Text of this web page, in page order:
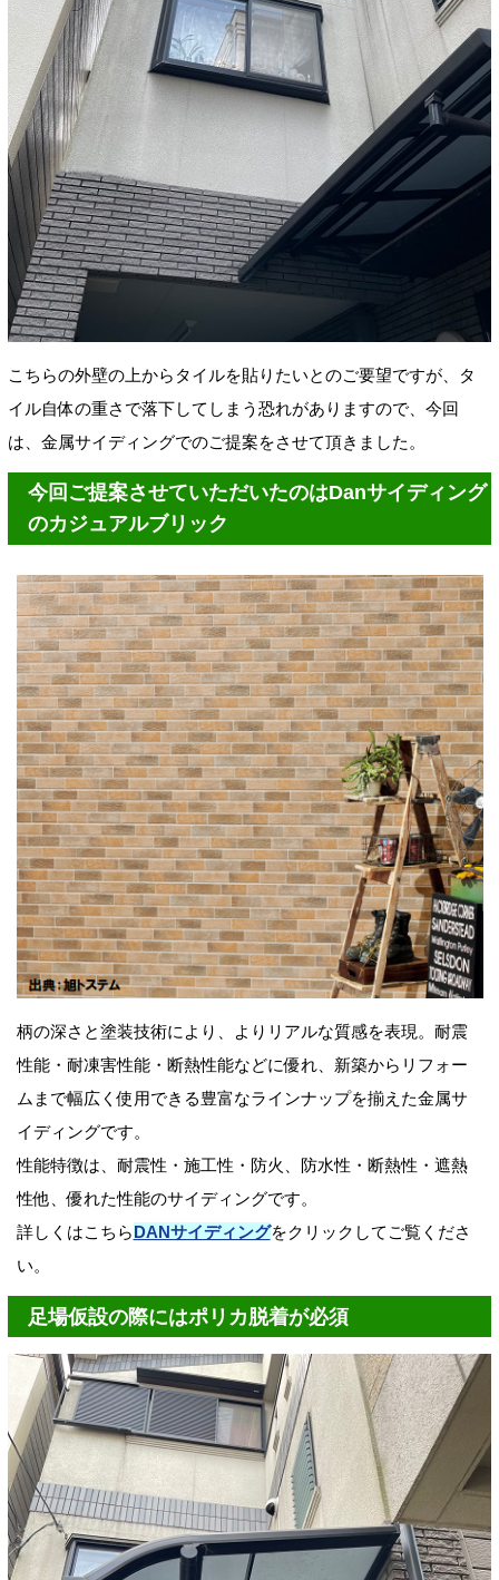
こちらの外壁の上からタイルを貼りたいとのご要望ですが、タ
イル自体の重さで落下してしまう恐れがありますので、今回
は、金属サイディングでのご提案をさせて頂きました。
今回ご提案させていただいたのはDanサイディング
のカジュアルブリック
柄の深さと塗装技術により、よりリアルな質感を表現。耐震
性能・耐凍害性能・断熱性能などに優れ、新築からリフォー
ムまで幅広く使用できる豊富なラインナップを揃えた金属サ
イディングです。
性能特徴は、耐震性・施工性・防火、防水性・断熱性・遮熱
性他、優れた性能のサイディングです。
詳しくはこちらDANサイディングをクリックしてご覧くださ
い。
足場仮設の際にはポリカ脱着が必須